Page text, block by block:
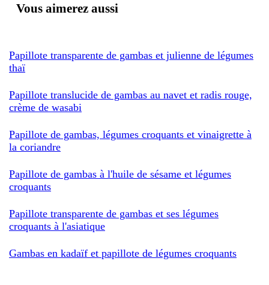
Vous aimerez aussi
Papillote transparente de gambas et julienne de légumes
thaï
Papillote translucide de gambas au navet et radis rouge,
crème de wasabi
Papillote de gambas, légumes croquants et vinaigrette à
la coriandre
Papillote de gambas à l'huile de sésame et légumes
croquants
Papillote transparente de gambas et ses légumes
croquants à l'asiatique
Gambas en kadaïf et papillote de légumes croquants